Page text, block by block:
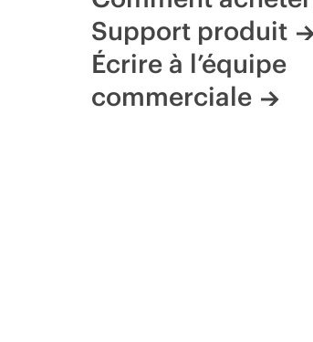
Support produit
Écrire à l’équipe
commerciale